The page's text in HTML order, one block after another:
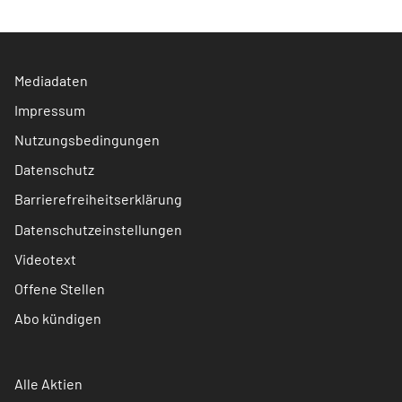
Mediadaten
Impressum
Nutzungsbedingungen
Datenschutz
Barrierefreiheitserklärung
Datenschutzeinstellungen
Videotext
Offene Stellen
Abo kündigen
Alle Aktien